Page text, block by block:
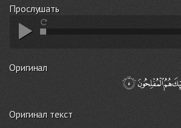
Прослушать
Оригинал
Оригинал текст